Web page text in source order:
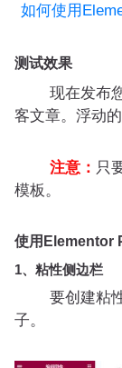
如何使用
测试效果
现在发布您
客文章。浮动
注意： 只
模板。
使用Elementor
1、粘性侧边栏
要创建粘性
子。